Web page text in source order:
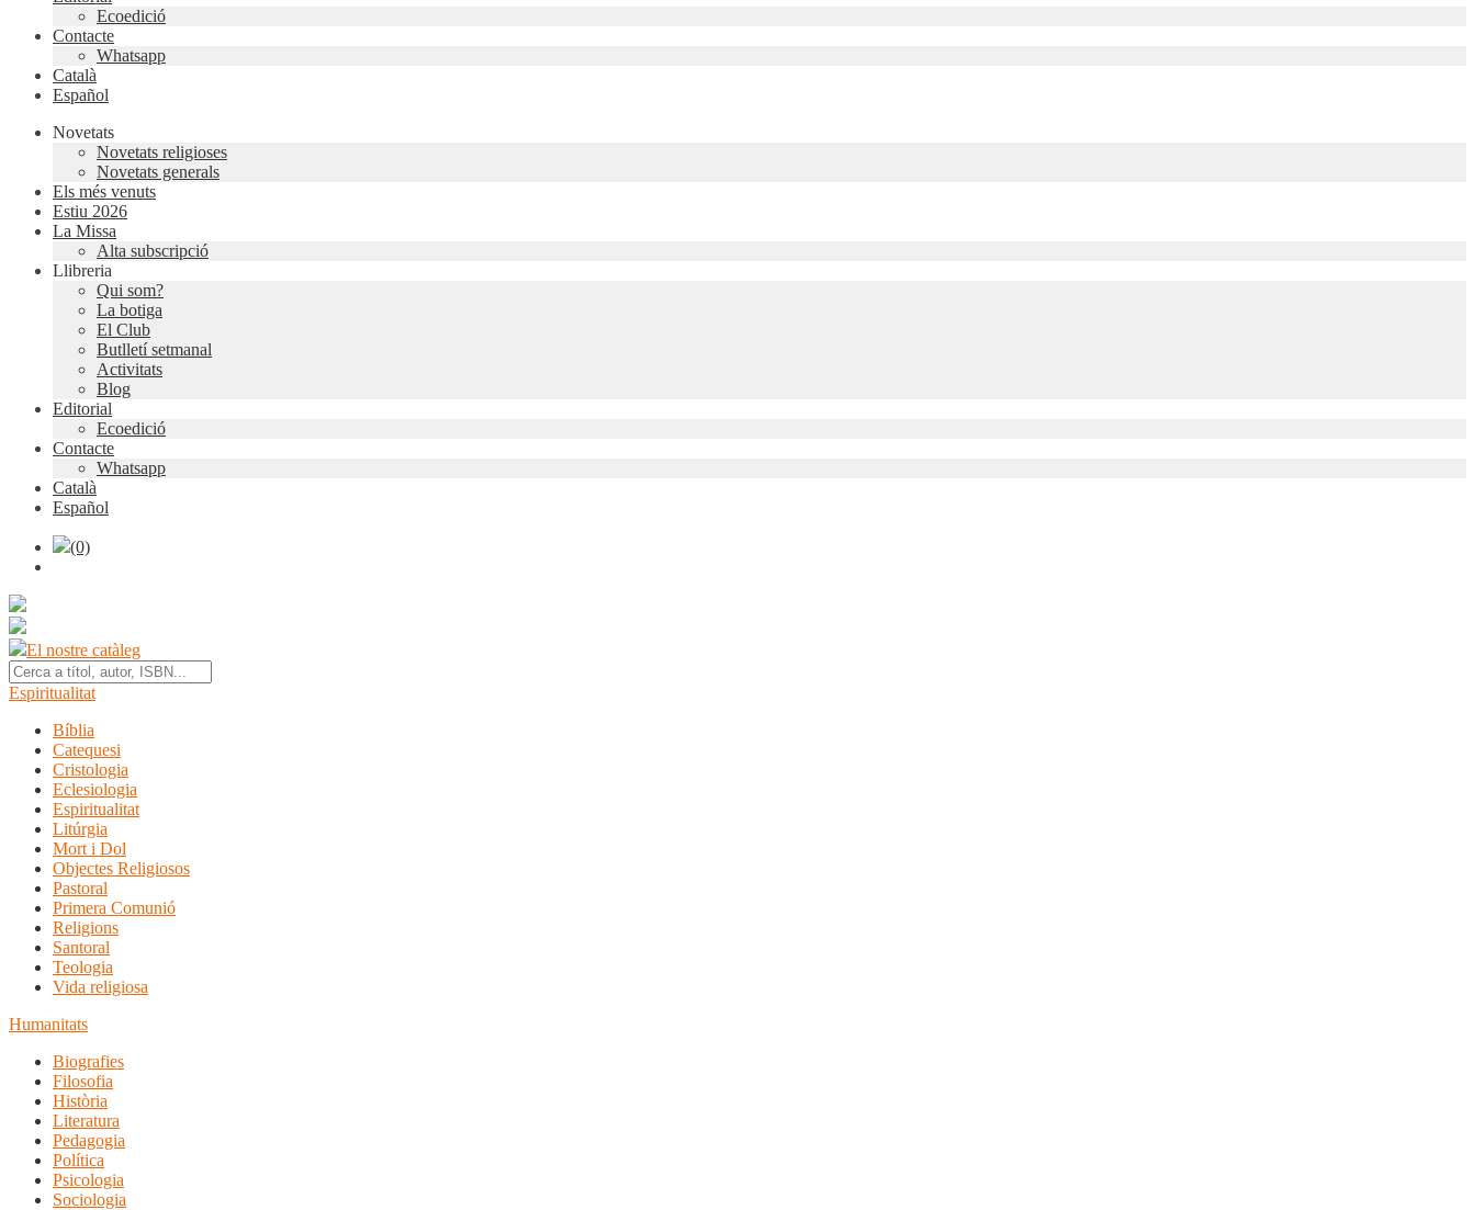
Ecoedició
Contacte
Whatsapp
Català
Español
Novetats
Novetats religioses
Novetats generals
Els més venuts
Estiu 2026
La Missa
Alta subscripció
Llibreria
Qui som?
La botiga
El Club
Butlletí setmanal
Activitats
Blog
Editorial
Ecoedició
Contacte
Whatsapp
Català
Español
(0)
El nostre catàleg
Espiritualitat
Bíblia
Catequesi
Cristologia
Eclesiologia
Espiritualitat
Litúrgia
Mort i Dol
Objectes Religiosos
Pastoral
Primera Comunió
Religions
Santoral
Teologia
Vida religiosa
Humanitats
Biografies
Filosofia
Història
Literatura
Pedagogia
Política
Psicologia
Sociologia